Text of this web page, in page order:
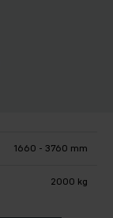
1660 - 3760 mm
2000 kg